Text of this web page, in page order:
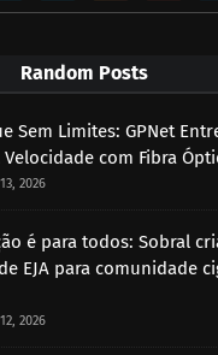
Random Posts
Sem Limites: GPNet
Velocidade com Fibra
2026
é para todos: Sobral
EJA para comunidade
2026